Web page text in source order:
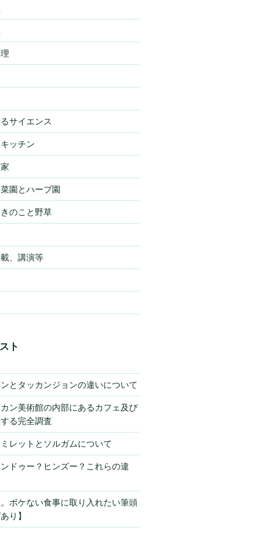
サイエンス
ッチン
園とハーブ園
のこと野草
、講演等
ト
とタッカンジョンの違いについて
カン美術館の内部にあるカフェ及び
る完全調査
ミレットとソルガムについて
ドゥー？ヒンズー？これらの違
ボケない食事に取り入れたい筆頭
り】